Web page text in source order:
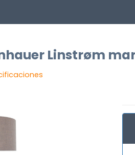
Linstrøm